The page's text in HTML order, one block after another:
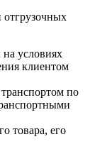
на условиях
клиентом
по
товара, его